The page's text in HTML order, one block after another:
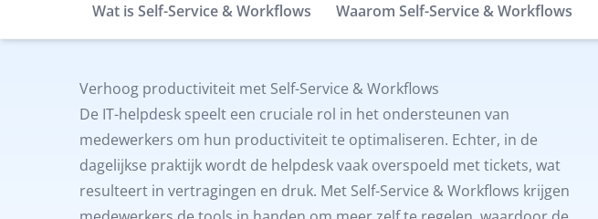
Wat is Self-Service & Workflows Waarom Self-Service & Workflows
Verhoog productiviteit met Self-Service & Workflows
De IT-helpdesk speelt een cruciale rol in het ondersteunen van
medewerkers om hun productiviteit te optimaliseren. Echter, in de
dagelijkse praktijk wordt de helpdesk vaak overspoeld met tickets, wat
resulteert in vertragingen en druk. Met Self-Service & Workflows krijgen